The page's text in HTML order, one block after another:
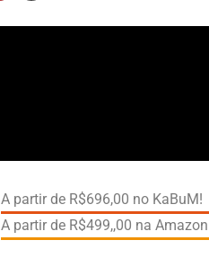
A partir de R$696,00 no KaBuM!
A partir de R$499,,00 na Amazon